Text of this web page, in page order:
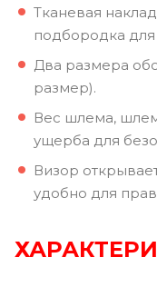
Тканевая
подбородка
Два размера
размер).
Вес шлема,
ущерба для
Визор
удобно для